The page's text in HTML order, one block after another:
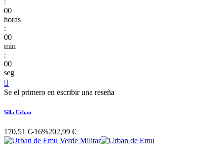
:
00
horas
:
00
min
:
00
seg

Se el primero en escribir una reseña
Silla Urban
170,51 €-16%202,99 €